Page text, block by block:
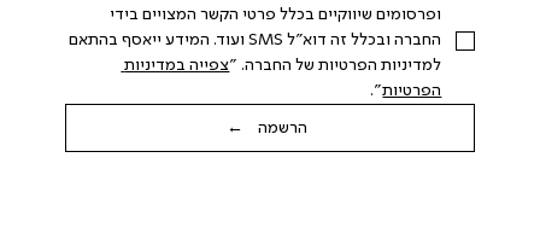
החברה ובכלל זה דוא"ל SMS ועוד. המידע ייאסף בהתאם
למדיניות הפרטיות של החברה. "
צפייה במדיניות
הפרטיות".
הרשמה ←